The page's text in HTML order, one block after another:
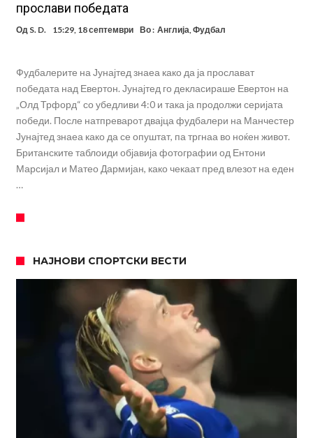
прослави победата
Од S. D. 15:29, 18 септември Во : Англија,Фудбал
Фудбалерите на Јунајтед знаеа како да ја прослават
победата над Евертон. Јунајтед го декласираше Евертон на
„Олд Трфорд“ со убедливи 4:0 и така ја продолжи серијата
победи. После натпреварот двајца фудбалери на Манчестер
Јунајтед знаеа како да се опуштат, па тргнаа во ноќен живот.
Британските таблоиди објавија фотографии од Ентони
Марсијал и Матео Дармијан, како чекаат пред влезот на еден
…
НАЈНОВИ СПОРТСКИ ВЕСТИ